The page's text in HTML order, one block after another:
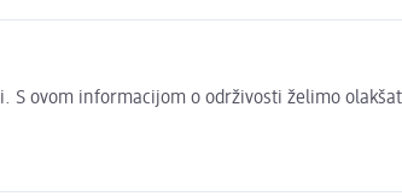
ovom informacijom o održivosti želimo